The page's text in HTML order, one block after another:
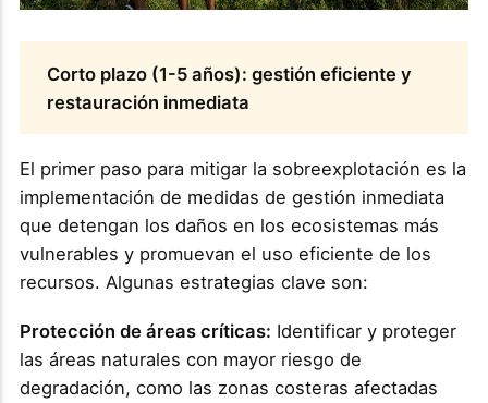
Corto plazo (1-5 años): gestión eficiente y
restauración inmediata
El primer paso para mitigar la sobreexplotación es la
implementación de medidas de gestión inmediata
que detengan los daños en los ecosistemas más
vulnerables y promuevan el uso eficiente de los
recursos. Algunas estrategias clave son:
Protección de áreas críticas: Identificar y proteger
las áreas naturales con mayor riesgo de
degradación, como las zonas costeras afectadas